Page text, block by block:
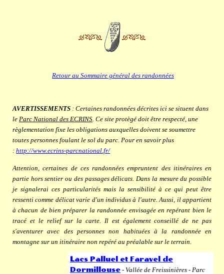
Retour au Sommaire général des randonnées
AVERTISSEMENTS : Certaines randonnées décrites ici se situent dans
le Parc National des ECRINS. Ce site protègé doit être respecté, une
règlementation fixe les obligations auxquelles doivent se soumettre
toutes personnes foulant le sol du parc. Pour en savoir plus
: http://www.ecrins-parcnational.fr/
Attention, certaines de ces randonnées empruntent des itinéraires en
partie hors sentier ou des passages délicats. Dans la mesure du possible
je signalerai ces particularités mais la sensibilité à ce qui peut être
ressenti comme délicat varie d'un individus à l'autre. Aussi, il appartient
à chacun de bien préparer la randonnée envisagée en repérant bien le
tracé et le relief sur la carte. Il est également conseillé de ne pas
s'aventurer avec des personnes non habituées à la randonnée en
montagne sur un itinéraire non repéré au préalable sur le terrain.
Lacs Palluel et Faravel de
Dormillouse - Vallée de Freissinières - Parc